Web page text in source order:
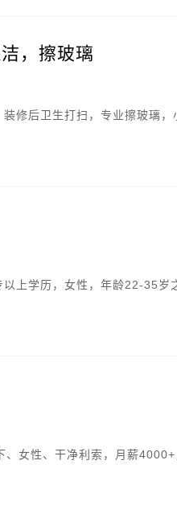
，擦玻璃
修后卫生打扫，专业擦玻璃
上学历，女性，年龄22-35岁
、女性、干净利索，月薪